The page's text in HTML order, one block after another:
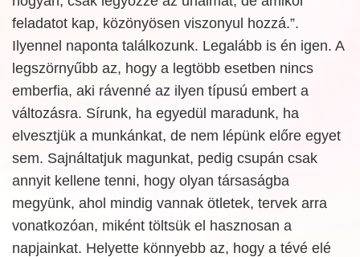
feladatot kap, közönyösen viszonyul hozzá.”.
Ilyennel naponta találkozunk. Legalább is én igen. A
legszörnyűbb az, hogy a legtöbb esetben nincs
emberfia, aki rávenné az ilyen típusú embert a
változásra. Sírunk, ha egyedül maradunk, ha
elvesztjük a munkánkat, de nem lépünk előre egyet
sem. Sajnáltatjuk magunkat, pedig csupán csak
annyit kellene tenni, hogy olyan társaságba
megyünk, ahol mindig vannak ötletek, tervek arra
vonatkozóan, miként töltsük el hasznosan a
napjainkat. Helyette könnyebb az, hogy a tévé elé